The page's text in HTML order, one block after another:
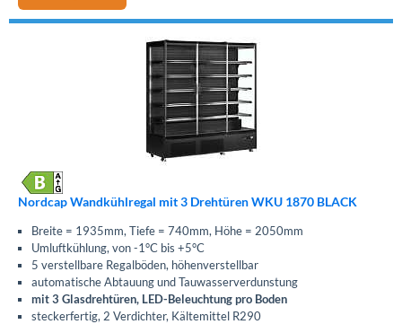
Nordcap Wandkühlregal mit 3 Drehtüren WKU 1870 BLACK
Breite = 1935mm, Tiefe = 740mm, Höhe = 2050mm
Umluftkühlung, von -1°C bis +5°C
5 verstellbare Regalböden, höhenverstellbar
automatische Abtauung und Tauwasserverdunstung
mit 3 Glasdrehtüren, LED-Beleuchtung pro Boden
steckerfertig, 2 Verdichter, Kältemittel R290